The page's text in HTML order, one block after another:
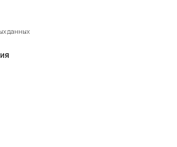
данных